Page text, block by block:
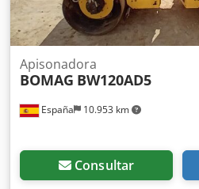
Capacidad de depósito: 250 l
Crsdpfx Aasx Sqhioyef CE
España 10.953 km
Apisonadora
BOMAG BW120AD5
Consultar